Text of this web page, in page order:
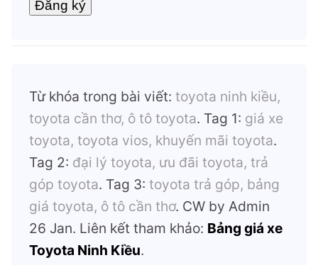
Từ khóa trong bài viết: toyota ninh kiều,
toyota cần thơ, ô tô toyota. Tag 1: giá xe
toyota, toyota vios, khuyến mãi toyota.
Tag 2: đại lý toyota, ưu đãi toyota, trả
góp toyota. Tag 3: toyota trả góp, bảng
giá toyota, ô tô cần thơ. CW by Admin
26 Jan. Liên kết tham khảo: Bảng giá xe
Toyota Ninh Kiều.